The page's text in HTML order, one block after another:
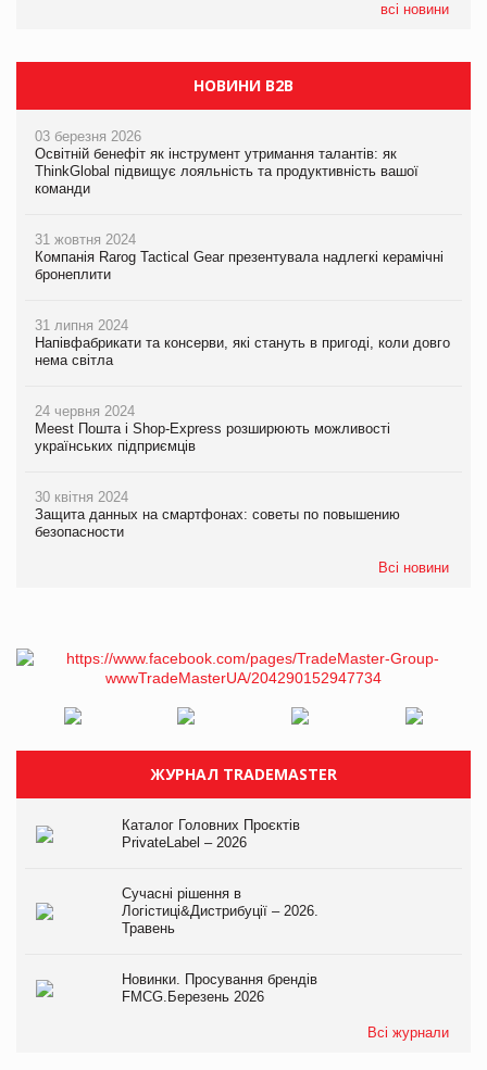
всі новини
НОВИНИ B2B
03 березня 2026
Освітній бенефіт як інструмент утримання талантів: як
ThinkGlobal підвищує лояльність та продуктивність вашої
команди
31 жовтня 2024
Компанія Rarog Tactical Gear презентувала надлегкі керамічні
бронеплити
31 липня 2024
Напівфабрикати та консерви, які стануть в пригоді, коли довго
нема світла
24 червня 2024
Meest Пошта і Shop-Express розширюють можливості
українських підприємців
30 квітня 2024
Защита данных на смартфонах: советы по повышению
безопасности
Всі новини
ЖУРНАЛ TRADEMASTER
Каталог Головних Проєктів
PrivateLabel – 2026
Сучасні рішення в
Логістиці&Дистрибуції – 2026.
Травень
Новинки. Просування брендів
FMCG.Березень 2026
Всі журнали